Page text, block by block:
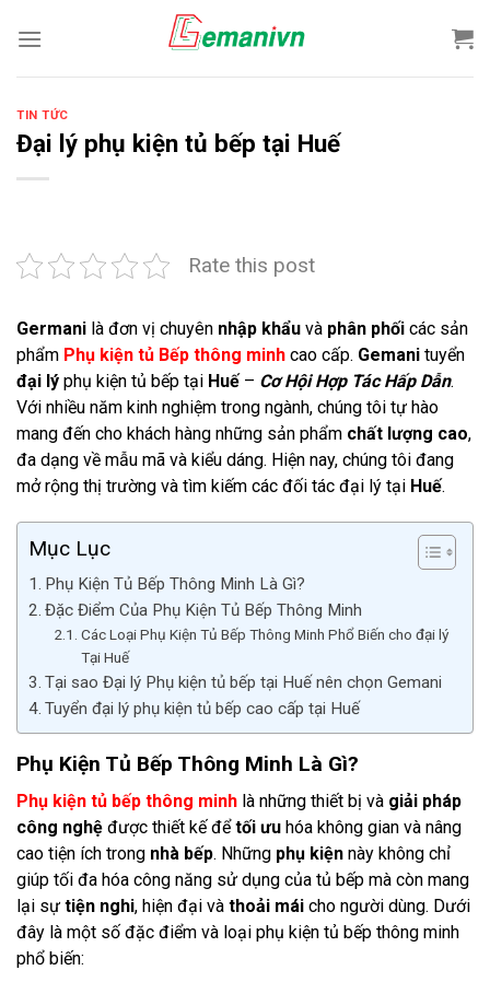
TIN TỨC
Đại lý phụ kiện tủ bếp tại Huế
Rate this post
Germani là đơn vị chuyên nhập khẩu và phân phối các sản
phẩm Phụ kiện tủ Bếp thông minh cao cấp. Gemani tuyển
đại lý phụ kiện tủ bếp tại Huế– Cơ Hội Hợp Tác Hấp Dẫn.
Với nhiều năm kinh nghiệm trong ngành, chúng tôi tự hào
mang đến cho khách hàng những sản phẩm chất lượng cao,
đa dạng về mẫu mã và kiểu dáng. Hiện nay, chúng tôi đang
mở rộng thị trường và tìm kiếm các đối tác đại lý tại Huế.
Mục Lục
Phụ Kiện Tủ Bếp Thông Minh Là Gì?
Đặc Điểm Của Phụ Kiện Tủ Bếp Thông Minh
Các Loại Phụ Kiện Tủ Bếp Thông Minh Phổ Biến cho đại lý
Tại Huế
Tại sao Đại lý Phụ kiện tủ bếp tại Huế nên chọn Gemani
Tuyển đại lý phụ kiện tủ bếp cao cấp tại Huế
Phụ Kiện Tủ Bếp Thông Minh Là Gì?
Phụ kiện tủ bếp thông minh là những thiết bị và giải pháp
công nghệ được thiết kế đểtối ưu hóa không gian và nâng
cao tiện ích trong nhà bếp. Những phụ kiện này không chỉ
giúp tối đa hóa công năng sử dụng của tủ bếp mà còn mang
lại sự tiện nghi, hiện đại và thoải mái cho người dùng. Dưới
đây là một số đặc điểm và loại phụ kiện tủ bếp thông minh
phổ biến: